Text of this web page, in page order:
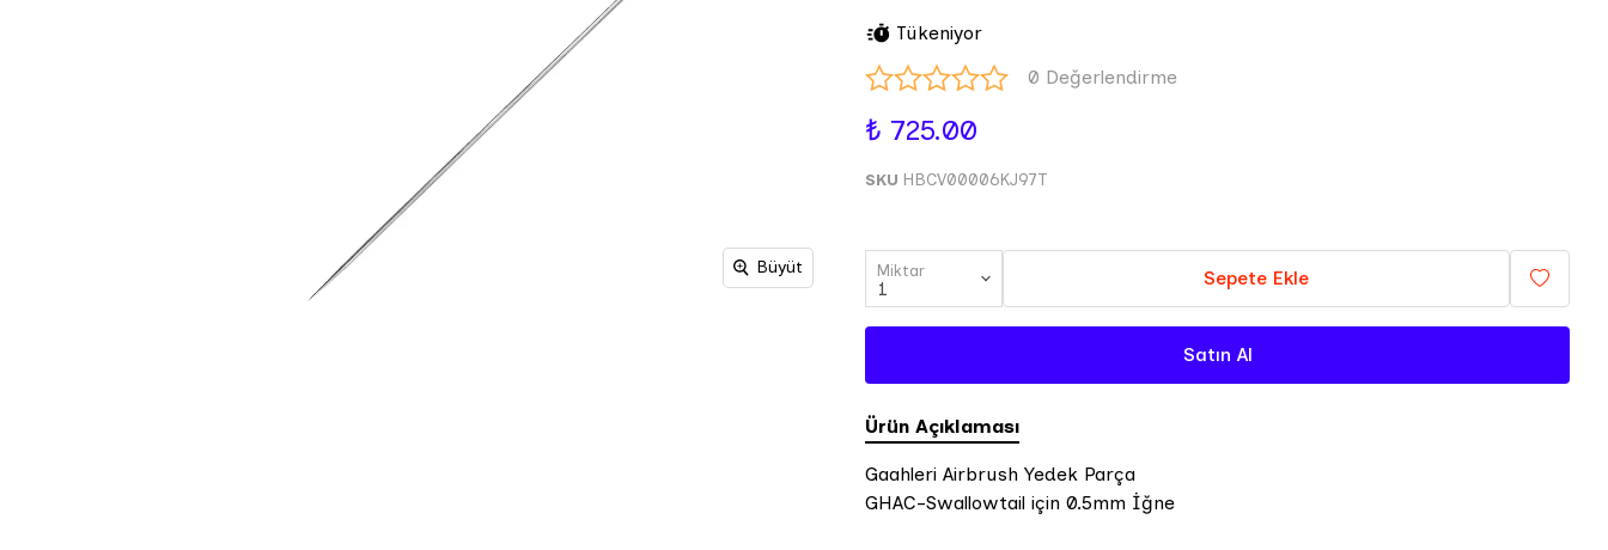
Büyüt
Tükeniyor
0 Değerlendirme
₺ 725.00
SKU HBCV00006KJ97T
Miktar Sepete Ekle
Satın Al
Ürün Açıklaması
Gaahleri Airbrush Yedek Parça
GHAC-Swallowtail için 0.5mm İğne